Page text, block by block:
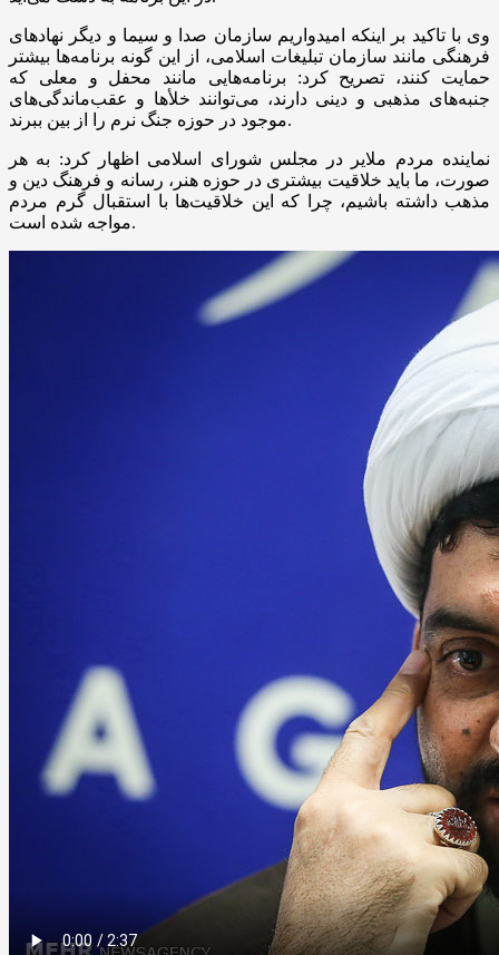
وی با تاکید بر اینکه امیدواریم سازمان صدا و سیما و دیگر نهادهای
فرهنگی مانند سازمان تبلیغات اسلامی، از این گونه برنامه‌ها بیشتر
حمایت کنند، تصریح کرد: برنامه‌هایی مانند محفل و معلی که
جنبه‌های مذهبی و دینی دارند، می‌توانند خلأها و عقب‌ماندگی‌های
موجود در حوزه جنگ نرم را از بین ببرند.
نماینده مردم ملایر در مجلس شورای اسلامی اظهار کرد: به هر
صورت، ما باید خلاقیت بیشتری در حوزه هنر، رسانه و فرهنگ دین و
مذهب داشته باشیم، چرا که این خلاقیت‌ها با استقبال گرم مردم
مواجه شده است.